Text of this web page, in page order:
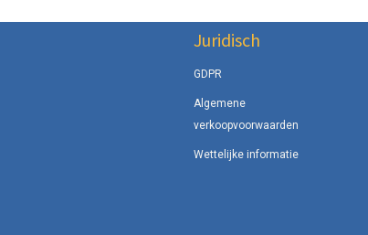
Juridisch
GDPR
Algemene
verkoopvoorwaarden
Wettelijke informatie